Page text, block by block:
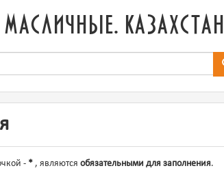
казахстан
- * , являются обязательными для заполнения.